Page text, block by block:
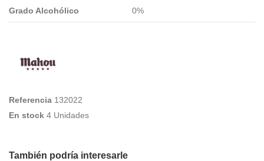
Grado Alcohólico 0%
Referencia 132022
En stock 4 Unidades
También podría interesarle